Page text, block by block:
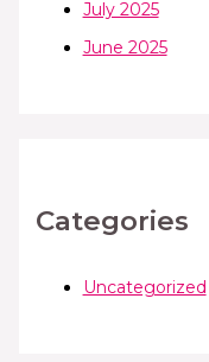
July 2025
June 2025
Categories
Uncategorized